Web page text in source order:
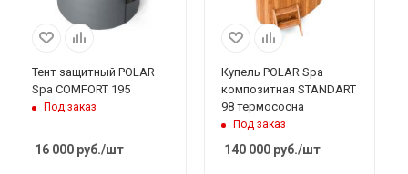
Тент защитный POLAR
Spa COMFORT 195
Под заказ
16 000 руб./шт
Купель POLAR Spa
композитная STANDART
98 термососна
Под заказ
140 000руб./шт